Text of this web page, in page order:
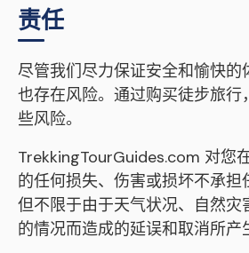
责任
尽管我们尽力保证安全和愉快的
也存在风险。通过购买徒步旅行
些风险。
TrekkingTourGuides.com 对您
的任何损失、伤害或损坏不承担
但不限于由于天气状况、自然灾
的情况而造成的延误和取消所产